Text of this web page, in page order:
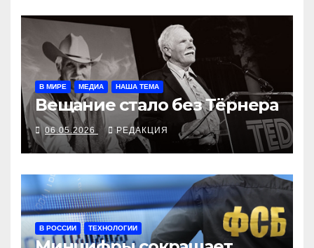
В МИРЕ МЕДИА НАША ТЕМА
Вещание стало без Тёрнера
06.05.2026 РЕДАКЦИЯ
В РОССИИ ТЕХНОЛОГИИ